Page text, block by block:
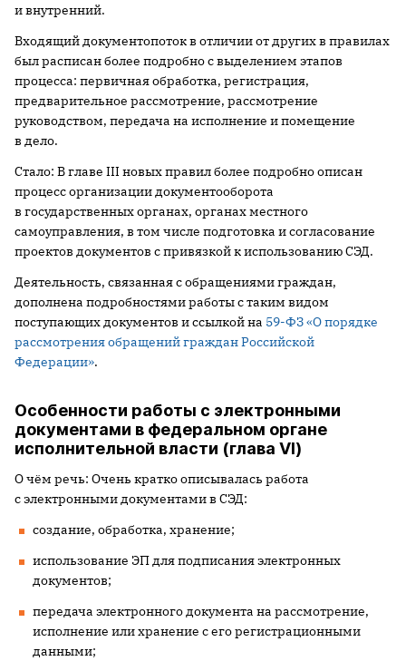
и внутренний.
Входящий документопоток в отличии от других в правилах
был расписан более подробно с выделением этапов
процесса: первичная обработка, регистрация,
предварительное рассмотрение, рассмотрение
руководством, передача на исполнение и помещение
в дело.
Стало: В главе III новых правил более подробно описан
процесс организации документооборота
в государственных органах, органах местного
самоуправления, в том числе подготовка и согласование
проектов документов с привязкой к использованию СЭД.
Деятельность, связанная с обращениями граждан,
дополнена подробностями работы с таким видом
поступающих документов и ссылкой на 59-ФЗ «‎О порядке
рассмотрения обращений граждан Российской
Федерации».
Особенности работы с электронными
документами в федеральном органе
исполнительной власти (глава VI)
О чём речь: Очень кратко описывалась работа
с электронными документами в СЭД:
создание, обработка, хранение;
использование ЭП для подписания электронных
документов;
передача электронного документа на рассмотрение,
исполнение или хранение с его регистрационными
данными;